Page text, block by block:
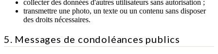
collecter des données d'autres utilisateurs sans autorisation ;
transmettre une photo, un texte ou un contenu sans disposer
des droits nécessaires.
5. Messages de condoléances publics